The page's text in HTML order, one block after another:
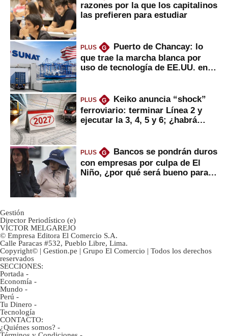
razones por la que los capitalinos
las prefieren para estudiar
PLUS G
Puerto de Chancay: lo
que trae la marcha blanca por
uso de tecnología de EE.UU. en
PLUS G
Keiko anuncia “shock”
ferroviario: terminar Línea 2 y
ejecutar la 3, 4, 5 y 6; ¿habrá
PLUS G
Bancos se pondrán duros
con empresas por culpa de El
Niño, ¿por qué será bueno para
Gestión
Director Periodístico (e)
VÍCTOR MELGAREJO
© Empresa Editora El Comercio S.A.
Calle Paracas #532, Pueblo Libre, Lima.
Copyright© | Gestion.pe | Grupo El Comercio | Todos los derechos
reservados
SECCIONES:
Portada -
Economía -
Mundo -
Perú -
Tu Dinero -
Tecnología
CONTACTO:
¿Quiénes somos? -